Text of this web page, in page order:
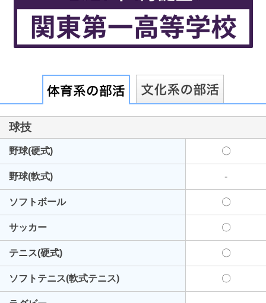
最近見た学校
埼玉県立新座柳瀬高等学校
ブックマークした学校
ブックマークした学校はありません
球技
野球(硬式) 〇
野球(軟式) -
ソフトボール 〇
サッカー 〇
テニス(硬式) 〇
ソフトテニス(軟式テニス) 〇